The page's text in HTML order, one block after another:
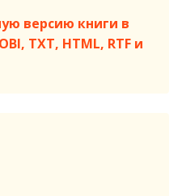
версию книги в
TXT, HTML, RTF и